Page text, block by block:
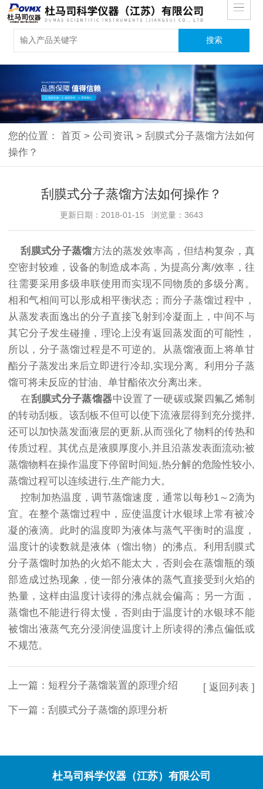
您的位置：首页 > 公司资讯 > 刮膜式分子蒸馏方法如何
操作？
刮膜式分子蒸馏方法如何操作？
更新日期：2018-01-15 浏览量：3643
刮膜式分子蒸馏方法的蒸发效率高，但结构复杂，真
空密封较难，设备的制造成本高，为提高分离/效率，往
往需要采用多级串联使用而实现不同物质的多级分离。
相和气相间可以形成相平衡状态；而分子蒸馏过程中，
从蒸发表面逸出的分子直接飞射到冷凝面上，中间不与
其它分子发生碰撞，理论上没有返回蒸发面的可能性，
所以，分子蒸馏过程是不可逆的。从蒸馏液面上将单甘
酯分子蒸发出来后立即进行冷却,实现分离。利用分子蒸
馏可将未反应的甘油、单甘酯依次分离出来。
在刮膜式分子蒸馏器中设置了一硬碳或聚四氟乙烯制
的转动刮板。该刮板不但可以使下流液层得到充分搅拌,
还可以加快蒸发面液层的更新,从而强化了物料的传热和
传质过程。其优点是液膜厚度小,并且沿蒸发表面流动;被
蒸馏物料在操作温度下停留时间短,热分解的危险性较小,
蒸馏过程可以连续进行,生产能力大。
控制加热温度，调节蒸馏速度，通常以每秒1～2滴为
宜。在整个蒸馏过程中，应使温度计水银球上常有被冷
凝的液滴。此时的温度即为液体与蒸气平衡时的温度，
温度计的读数就是液体（馏出物）的沸点。利用刮膜式
分子蒸馏时加热的火焰不能太大，否则会在蒸馏瓶的颈
部造成过热现象，使一部分液体的蒸气直接受到火焰的
热量，这样由温度计读得的沸点就会偏高；另一方面，
蒸馏也不能进行得太慢，否则由于温度计的水银球不能
被馏出液蒸气充分浸润使温度计上所读得的沸点偏低或
不规范。
上一篇： 短程分子蒸馏装置的原理介绍
下一篇： 刮膜式分子蒸馏的原理分析
[ 返回列表 ]
杜马司科学仪器（江苏）有限公司